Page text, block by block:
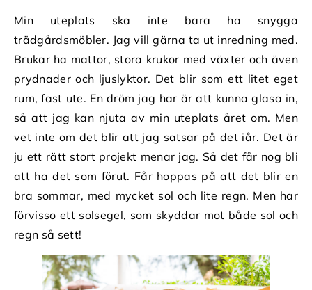
Min uteplats ska inte bara ha snygga
trädgårdsmöbler. Jag vill gärna ta ut inredning med.
Brukar ha mattor, stora krukor med växter och även
prydnader och ljuslyktor. Det blir som ett litet eget
rum, fast ute. En dröm jag har är att kunna glasa in,
så att jag kan njuta av min uteplats året om. Men
vet inte om det blir att jag satsar på det iår. Det är
ju ett rätt stort projekt menar jag. Så det får nog bli
att ha det som förut. Får hoppas på att det blir en
bra sommar, med mycket sol och lite regn. Men har
förvisso ett solsegel, som skyddar mot både sol och
regn så sett!